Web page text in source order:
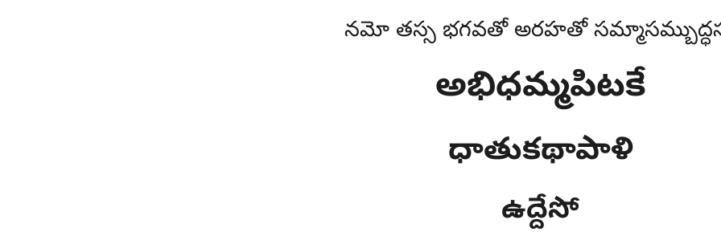
నమో తస్స భగవతో అరహతో
అభిధమ్మపిటకే
ధాతుకథాపాళి
ఉద్దేసో